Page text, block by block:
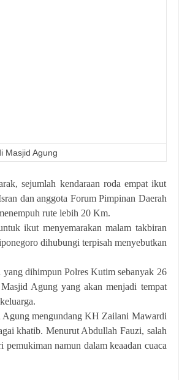
Masjid Agung
sejumlah kendaraan roda empat ikut
dan anggota Forum Pimpinan Daerah
rute lebih 20 Km.
ikut menyemarakan malam takbiran
dihubungi terpisah menyebutkan
dihimpun Polres Kutim sebanyak 26
Agung yang akan menjadi tempat
mengundang KH Zailani Mawardi
khatib. Menurut Abdullah Fauzi, salah
namun dalam keaadan cuaca